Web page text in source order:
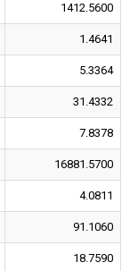
1412.5600
1.4641
5.3364
31.4332
7.8378
16881.5700
4.0811
91.1060
18.7590